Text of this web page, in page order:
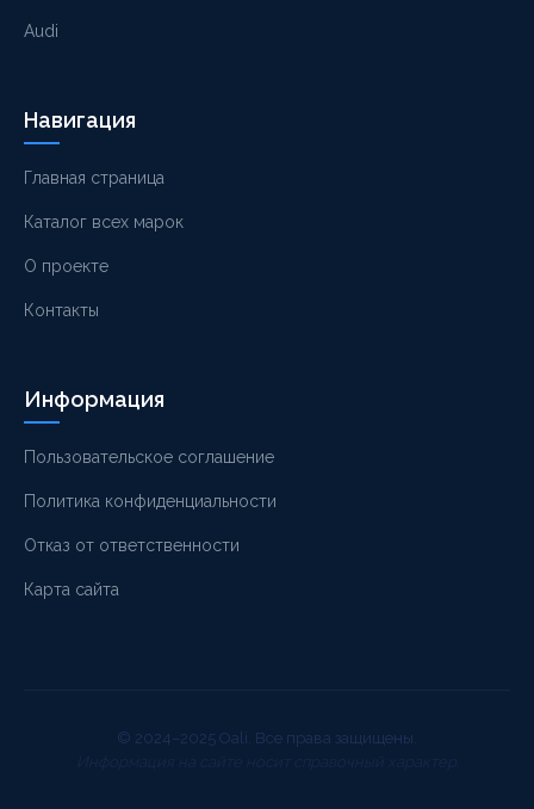
Audi
Навигация
Главная страница
Каталог всех марок
О проекте
Контакты
Информация
Пользовательское соглашение
Политика конфиденциальности
Отказ от ответственности
Карта сайта
© 2024–2025 Oali. Все права защищены.